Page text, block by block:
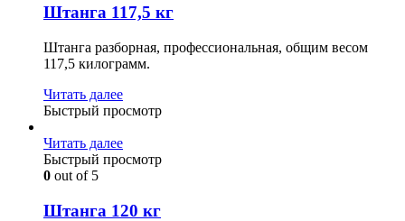
Штанга 117,5 кг
Штанга разборная, профессиональная, общим весом
117,5 килограмм.
Читать далее
Быстрый просмотр
Читать далее
Быстрый просмотр
0 out of 5
Штанга 120 кг